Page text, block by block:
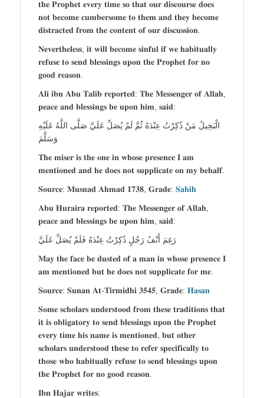
𝐭𝐡𝐞 𝐏𝐫𝐨𝐩𝐡𝐞𝐭 𝐞𝐯𝐞𝐫𝐲 𝐭𝐢𝐦𝐞 𝐬𝐨 𝐭𝐡𝐚𝐭 𝐨𝐮𝐫 𝐝𝐢𝐬𝐜𝐨𝐮𝐫𝐬𝐞 𝐝𝐨𝐞𝐬
𝐧𝐨𝐭 𝐛𝐞𝐜𝐨𝐦𝐞 𝐜𝐮𝐦𝐛𝐞𝐫𝐬𝐨𝐦𝐞 𝐭𝐨 𝐭𝐡𝐞𝐦 𝐚𝐧𝐝 𝐭𝐡𝐞𝐲 𝐛𝐞𝐜𝐨𝐦𝐞
𝐝𝐢𝐬𝐭𝐫𝐚𝐜𝐭𝐞𝐝 𝐟𝐫𝐨𝐦 𝐭𝐡𝐞 𝐜𝐨𝐧𝐭𝐞𝐧𝐭 𝐨𝐟 𝐨𝐮𝐫 𝐝𝐢𝐬𝐜𝐮𝐬𝐬𝐢𝐨𝐧.
𝐍𝐞𝐯𝐞𝐫𝐭𝐡𝐞𝐥𝐞𝐬𝐬, 𝐢𝐭 𝐰𝐢𝐥𝐥 𝐛𝐞𝐜𝐨𝐦𝐞 𝐬𝐢𝐧𝐟𝐮𝐥 𝐢𝐟 𝐰𝐞 𝐡𝐚𝐛𝐢𝐭𝐮𝐚𝐥𝐥𝐲
𝐫𝐞𝐟𝐮𝐬𝐞 𝐭𝐨 𝐬𝐞𝐧𝐝 𝐛𝐥𝐞𝐬𝐬𝐢𝐧𝐠𝐬 𝐮𝐩𝐨𝐧 𝐭𝐡𝐞 𝐏𝐫𝐨𝐩𝐡𝐞𝐭 𝐟𝐨𝐫 𝐧𝐨
𝐠𝐨𝐨𝐝 𝐫𝐞𝐚𝐬𝐨𝐧.
𝐀𝐥𝐢 𝐢𝐛𝐧 𝐀𝐛𝐮 𝐓𝐚𝐥𝐢𝐛 𝐫𝐞𝐩𝐨𝐫𝐭𝐞𝐝: 𝐓𝐡𝐞 𝐌𝐞𝐬𝐬𝐞𝐧𝐠𝐞𝐫 𝐨𝐟 𝐀𝐥𝐥𝐚𝐡,
𝐩𝐞𝐚𝐜𝐞 𝐚𝐧𝐝 𝐛𝐥𝐞𝐬𝐬𝐢𝐧𝐠𝐬 𝐛𝐞 𝐮𝐩𝐨𝐧 𝐡𝐢𝐦, 𝐬𝐚𝐢𝐝:
الْبَخِيلُ مَنْ ذُكِرْتُ عِنْدَهُ ثُمَّ لَمْ يُصَلِّ عَلَيَّ صَلَّى اللَّهُ عَلَيْهِ
وَسَلَّمَ
𝐓𝐡𝐞 𝐦𝐢𝐬𝐞𝐫 𝐢𝐬 𝐭𝐡𝐞 𝐨𝐧𝐞 𝐢𝐧 𝐰𝐡𝐨𝐬𝐞 𝐩𝐫𝐞𝐬𝐞𝐧𝐜𝐞 𝐈 𝐚𝐦
𝐦𝐞𝐧𝐭𝐢𝐨𝐧𝐞𝐝 𝐚𝐧𝐝 𝐡𝐞 𝐝𝐨𝐞𝐬 𝐧𝐨𝐭 𝐬𝐮𝐩𝐩𝐥𝐢𝐜𝐚𝐭𝐞 𝐨𝐧 𝐦𝐲 𝐛𝐞𝐡𝐚𝐥𝐟.
𝐒𝐨𝐮𝐫𝐜𝐞: 𝐌𝐮𝐬𝐧𝐚𝐝 𝐀𝐡𝐦𝐚𝐝 𝟏𝟕𝟑𝟖, 𝐆𝐫𝐚𝐝𝐞: 𝐒𝐚𝐡𝐢𝐡
𝐀𝐛𝐮 𝐇𝐮𝐫𝐚𝐢𝐫𝐚 𝐫𝐞𝐩𝐨𝐫𝐭𝐞𝐝: 𝐓𝐡𝐞 𝐌𝐞𝐬𝐬𝐞𝐧𝐠𝐞𝐫 𝐨𝐟 𝐀𝐥𝐥𝐚𝐡,
𝐩𝐞𝐚𝐜𝐞 𝐚𝐧𝐝 𝐛𝐥𝐞𝐬𝐬𝐢𝐧𝐠𝐬 𝐛𝐞 𝐮𝐩𝐨𝐧 𝐡𝐢𝐦, 𝐬𝐚𝐢𝐝:
رَغِمَ أَنْفُ رَجُلٍ ذُكِرْتُ عِنْدَهُ فَلَمْ يُصَلِّ عَلَيَّ
𝐌𝐚𝐲 𝐭𝐡𝐞 𝐟𝐚𝐜𝐞 𝐛𝐞 𝐝𝐮𝐬𝐭𝐞𝐝 𝐨𝐟 𝐚 𝐦𝐚𝐧 𝐢𝐧 𝐰𝐡𝐨𝐬𝐞 𝐩𝐫𝐞𝐬𝐞𝐧𝐜𝐞 𝐈
𝐚𝐦 𝐦𝐞𝐧𝐭𝐢𝐨𝐧𝐞𝐝 𝐛𝐮𝐭 𝐡𝐞 𝐝𝐨𝐞𝐬 𝐧𝐨𝐭 𝐬𝐮𝐩𝐩𝐥𝐢𝐜𝐚𝐭𝐞 𝐟𝐨𝐫 𝐦𝐞.
𝐒𝐨𝐮𝐫𝐜𝐞: 𝐒𝐮𝐧𝐚𝐧 𝐀𝐭-𝐓𝐢𝐫𝐦𝐢𝐝𝐡𝐢 𝟑𝟓𝟒𝟓, 𝐆𝐫𝐚𝐝𝐞: 𝐇𝐚𝐬𝐚𝐧
𝐒𝐨𝐦𝐞 𝐬𝐜𝐡𝐨𝐥𝐚𝐫𝐬 𝐮𝐧𝐝𝐞𝐫𝐬𝐭𝐨𝐨𝐝 𝐟𝐫𝐨𝐦 𝐭𝐡𝐞𝐬𝐞 𝐭𝐫𝐚𝐝𝐢𝐭𝐢𝐨𝐧𝐬 𝐭𝐡𝐚𝐭
𝐢𝐭 𝐢𝐬 𝐨𝐛𝐥𝐢𝐠𝐚𝐭𝐨𝐫𝐲 𝐭𝐨 𝐬𝐞𝐧𝐝 𝐛𝐥𝐞𝐬𝐬𝐢𝐧𝐠𝐬 𝐮𝐩𝐨𝐧 𝐭𝐡𝐞 𝐏𝐫𝐨𝐩𝐡𝐞𝐭
𝐞𝐯𝐞𝐫𝐲 𝐭𝐢𝐦𝐞 𝐡𝐢𝐬 𝐧𝐚𝐦𝐞 𝐢𝐬 𝐦𝐞𝐧𝐭𝐢𝐨𝐧𝐞𝐝, 𝐛𝐮𝐭 𝐨𝐭𝐡𝐞𝐫
𝐬𝐜𝐡𝐨𝐥𝐚𝐫𝐬 𝐮𝐧𝐝𝐞𝐫𝐬𝐭𝐨𝐨𝐝 𝐭𝐡𝐞𝐬𝐞 𝐭𝐨 𝐫𝐞𝐟𝐞𝐫 𝐬𝐩𝐞𝐜𝐢𝐟𝐢𝐜𝐚𝐥𝐥𝐲 𝐭𝐨
𝐭𝐡𝐨𝐬𝐞 𝐰𝐡𝐨 𝐡𝐚𝐛𝐢𝐭𝐮𝐚𝐥𝐥𝐲 𝐫𝐞𝐟𝐮𝐬𝐞 𝐭𝐨 𝐬𝐞𝐧𝐝 𝐛𝐥𝐞𝐬𝐬𝐢𝐧𝐠𝐬 𝐮𝐩𝐨𝐧
𝐭𝐡𝐞 𝐏𝐫𝐨𝐩𝐡𝐞𝐭 𝐟𝐨𝐫 𝐧𝐨 𝐠𝐨𝐨𝐝 𝐫𝐞𝐚𝐬𝐨𝐧.
𝐈𝐛𝐧 𝐇𝐚𝐣𝐚𝐫 𝐰𝐫𝐢𝐭𝐞𝐬: